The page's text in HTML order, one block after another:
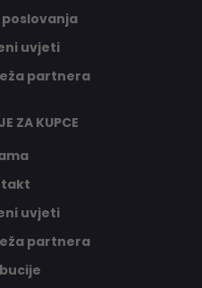
uvjeti
partnera
ZA KUPCE
uvjeti
partnera